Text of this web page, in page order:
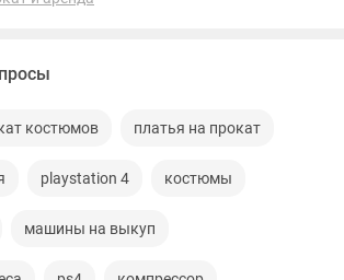
костюмов платья на прокат
playstation 4 костюмы
машины на выкуп